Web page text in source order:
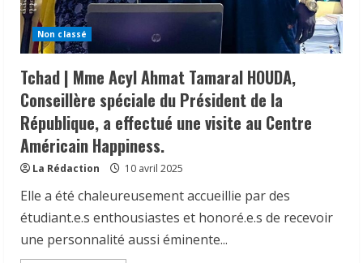
Non classé
Tchad | Mme Acyl Ahmat Tamaral HOUDA,
Conseillère spéciale du Président de la
République, a effectué une visite au Centre
Américain Happiness.
La Rédaction 10 avril 2025
Elle a été chaleureusement accueillie par des
étudiant.e.s enthousiastes et honoré.e.s de recevoir
une personnalité aussi éminente...